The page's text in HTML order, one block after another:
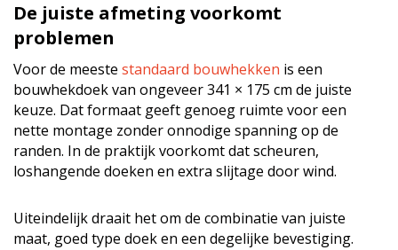
De juiste afmeting voorkomt
problemen
Voor de meeste standaard bouwhekken is een
bouwhekdoek van ongeveer 341 × 175 cm de juiste
keuze. Dat formaat geeft genoeg ruimte voor een
nette montage zonder onnodige spanning op de
randen. In de praktijk voorkomt dat scheuren,
loshangende doeken en extra slijtage door wind.
Uiteindelijk draait het om de combinatie van juiste
maat, goed type doek en een degelijke bevestiging.